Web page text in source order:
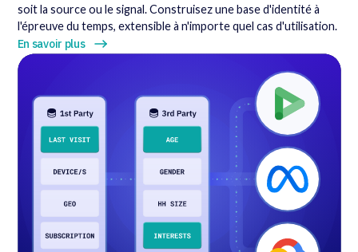
soit la source ou le signal. Construisez une base d'identité à
l'épreuve du temps, extensible à n'importe quel cas d'utilisation.
En savoir plus